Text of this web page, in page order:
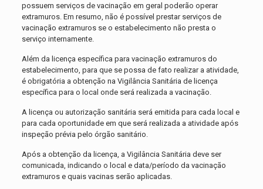
possuem serviços de vacinação em geral poderão operar
extramuros. Em resumo, não é possível prestar serviços de
vacinação extramuros se o estabelecimento não presta o
serviço internamente.
Além da licença específica para vacinação extramuros do
estabelecimento, para que se possa de fato realizar a atividade,
é obrigatória a obtenção na Vigilância Sanitária de licença
específica para o local onde será realizada a vacinação.
A licença ou autorização sanitária será emitida para cada local e
para cada oportunidade em que será realizada a atividade após
inspeção prévia pelo órgão sanitário.
Após a obtenção da licença, a Vigilância Sanitária deve ser
comunicada, indicando o local e data/período da vacinação
extramuros e quais vacinas serão aplicadas.